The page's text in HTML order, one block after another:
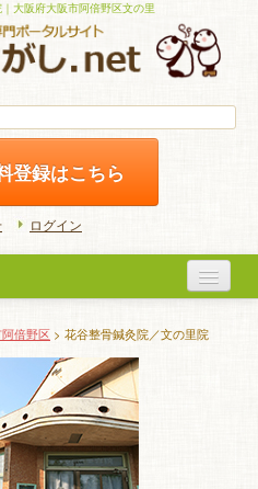
大阪府大阪市阿倍野区文の里
登録はこちら
ログイン
の方へ
ある質問
ムケア
倍野区 > 花谷整骨鍼灸院／文の里院